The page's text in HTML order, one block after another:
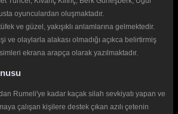
oyunculardan oluşmaktadır.
ve güzel, yakışıklı anlamlarına gelmektedir.
ve olaylarla alakası olmadığı açıkca belirtirmiş
ekrana arapça olarak yazılmaktadır.
Rumeli'ye kadar kaçak silah sevkiyatı yapan ve
çalışan kişilere destek çıkan azılı çetenin